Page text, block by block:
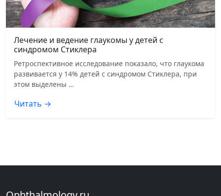
Лечение и ведение глаукомы у детей с
синдромом Стиклера
Ретроспективное исследование показало, что глаукома
развивается у 14% детей с синдромом Стиклера, при
этом выделены …
Читать →